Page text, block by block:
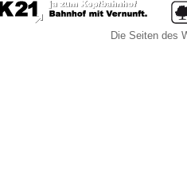
Die Seiten des